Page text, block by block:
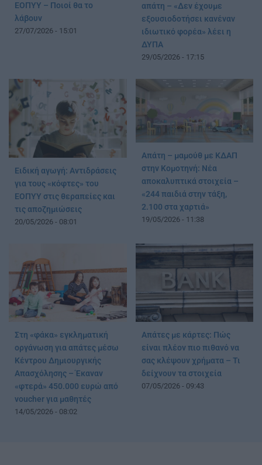
ΕΟΠΥΥ – Ποιοί θα το
λάβουν
27/07/2026 - 15:01
απάτη – «Δεν έχουμε
εξουσιοδοτήσει κανέναν
ιδιωτικό φορέα» λέει η
ΔΥΠΑ
29/05/2026 - 17:15
Ειδική αγωγή: Αντιδράσεις
για τους «κόφτες» του
ΕΟΠΥΥ στις θεραπείες και
τις αποζημιώσεις
20/05/2026 - 08:01
Απάτη – μαμούθ με ΚΔΑΠ
στην Κομοτηνή: Νέα
αποκαλυπτικά στοιχεία –
«244 παιδιά στην τάξη,
2.100 στα χαρτιά»
19/05/2026 - 11:38
Στη «φάκα» εγκληματική
οργάνωση για απάτες μέσω
Κέντρου Δημιουργικής
Απασχόλησης – Έκαναν
«φτερά» 450.000 ευρώ από
voucher για μαθητές
14/05/2026 - 08:02
Απάτες με κάρτες: Πώς
είναι πλέον πιο πιθανό να
σας κλέψουν χρήματα – Τι
δείχνουν τα στοιχεία
07/05/2026 - 09:43